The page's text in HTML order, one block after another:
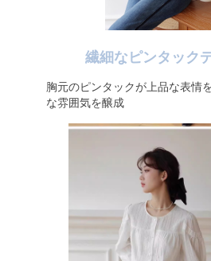
繊細なピンタック
胸元のピンタックが上品な表情
な雰囲気を醸成